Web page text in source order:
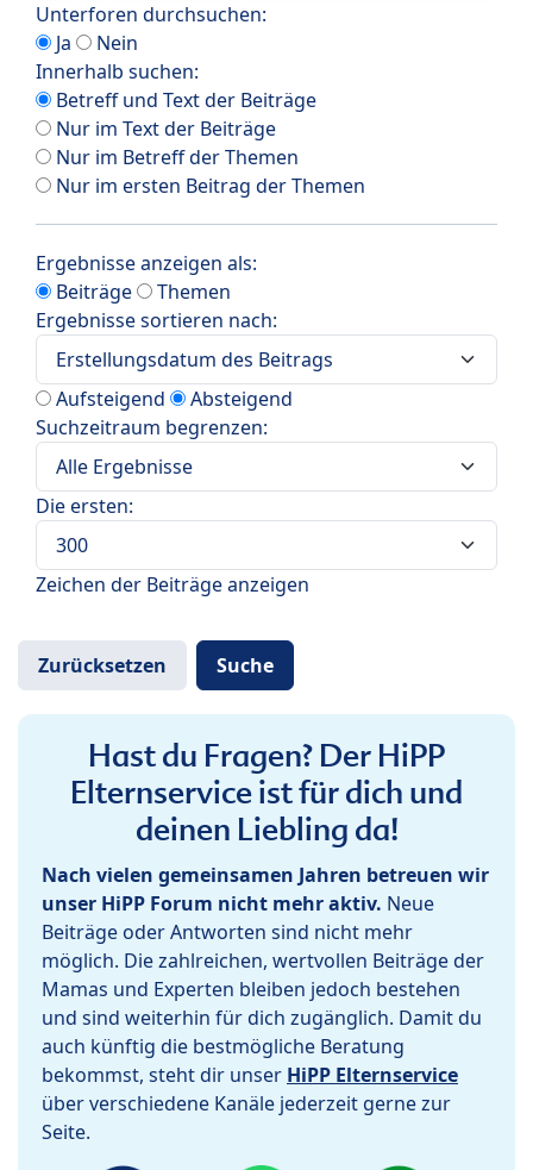
Unterforen durchsuchen:
Ja
Nein
Innerhalb suchen:
Betreff und Text der Beiträge
Nur im Text der Beiträge
Nur im Betreff der Themen
Nur im ersten Beitrag der Themen
Ergebnisse anzeigen als:
Beiträge
Themen
Ergebnisse sortieren nach:
Aufsteigend
Absteigend
Suchzeitraum begrenzen:
Die ersten:
Zeichen der Beiträge anzeigen
Hast du Fragen? Der HiPP
Elternservice ist für dich und
deinen Liebling da!
Nach vielen gemeinsamen Jahren betreuen wir
unser HiPP Forum nicht mehr aktiv. Neue
Beiträge oder Antworten sind nicht mehr
möglich. Die zahlreichen, wertvollen Beiträge der
Mamas und Experten bleiben jedoch bestehen
und sind weiterhin für dich zugänglich. Damit du
auch künftig die bestmögliche Beratung
bekommst, steht dir unser HiPP Elternservice
über verschiedene Kanäle jederzeit gerne zur
Seite.